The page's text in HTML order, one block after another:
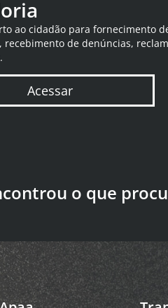
ao cidadão para fornecimento
recebimento de denúncias,
Acessar
o que